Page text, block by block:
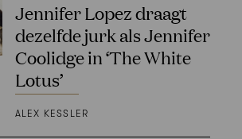
Jennifer Lopez draagt
dezelfde jurk als Jennifer
Coolidge in ‘The White
Lotus’
ALEX KESSLER